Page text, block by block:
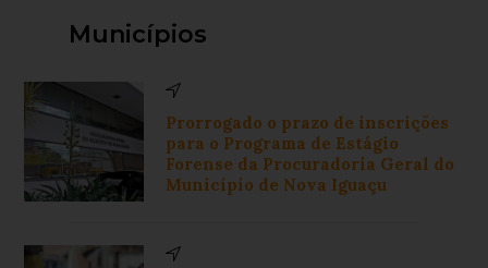
Municípios
Prorrogado o prazo de inscrições
para o Programa de Estágio
Forense da Procuradoria Geral do
Município de Nova Iguaçu